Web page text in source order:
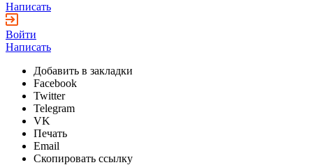
Написать
Войти
Написать
Добавить в закладки
Facebook
Twitter
Telegram
VK
Печать
Email
Скопировать ссылку